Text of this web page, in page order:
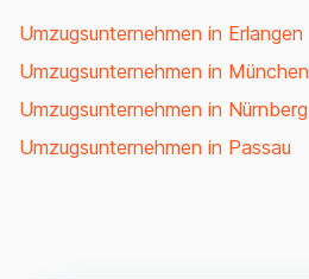
Umzugsunternehmen in Erlangen
Umzugsunternehmen in München
Umzugsunternehmen in Nürnberg
Umzugsunternehmen in Passau